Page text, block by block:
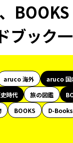
BOOKS
ブック
aruco 海外 aruco 国
時代 旅の図鑑
BOOKS
D-Books